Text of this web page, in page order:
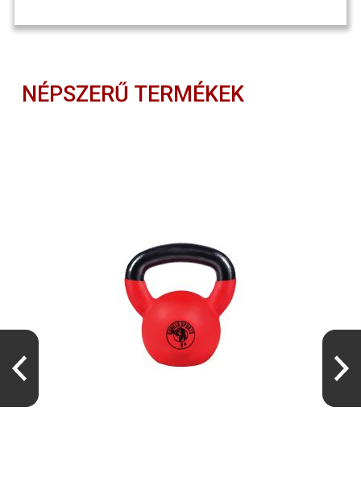
NÉPSZERŰ TERMÉKEK